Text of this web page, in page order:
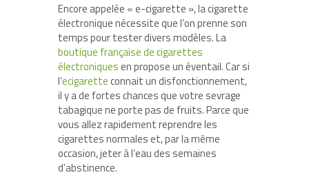
Encore appelée « e-cigarette », la cigarette
électronique nécessite que l’on prenne son
temps pour tester divers modèles. La
boutique française de cigarettes
électroniquesen propose un éventail. Car si
l’ecigaretteconnait un disfonctionnement,
il y a de fortes chances que votre sevrage
tabagique ne porte pas de fruits. Parce que
vous allez rapidement reprendre les
cigarettes normales et, par la même
occasion, jeter à l’eau des semaines
d’abstinence.